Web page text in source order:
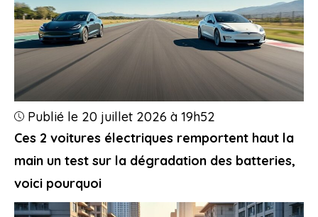
Ces 2 voitures électriques remportent haut la
main un test sur la dégradation des batteries,
voici pourquoi
Publié le 20 juillet 2026 à 19h52